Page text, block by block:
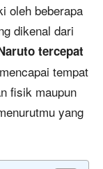
oleh beberapa
dikenal dari
tercepat
tempat
fisik maupun
yang